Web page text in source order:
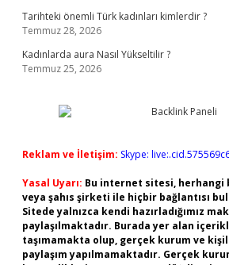
Tarihteki önemli Türk kadınları kimlerdir ?
Temmuz 28, 2026
Kadınlarda aura Nasıl Yükseltilir ?
Temmuz 25, 2026
Reklam ve İletişim: Skype:
Yasal Uyarı: Bu internet sitesi, herhangi
veya şahıs şirketi ile hiçbir bağlantısı
Sitede yalnızca kendi hazırladığımız
paylaşılmaktadır. Burada yer alan
taşımamakta olup, gerçek kurum ve
paylaşım yapılmamaktadır. Gerçek